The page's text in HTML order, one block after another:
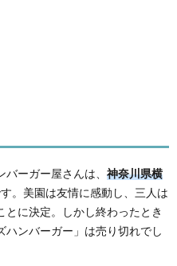
ーガー屋さんは、 神奈川県横
。美園は友情に感動し、三人は
に決定。しかし終わったとき
ハンバーガー」は売り切れでし